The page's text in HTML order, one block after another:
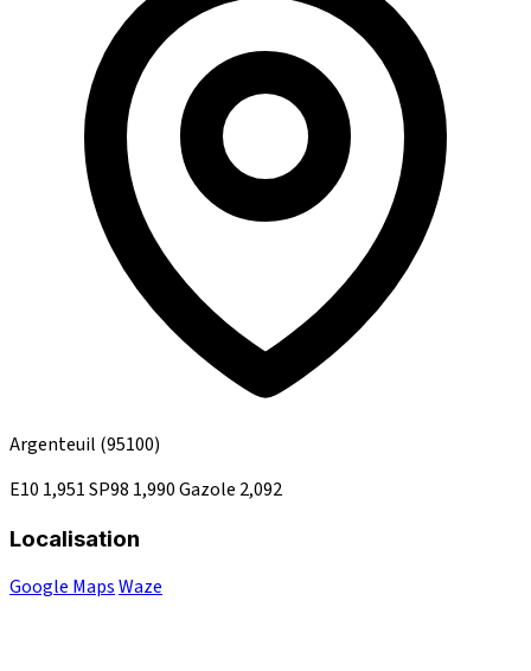
Argenteuil (95100)
E10 1,951SP98 1,990Gazole 2,092
Localisation
Google MapsWaze